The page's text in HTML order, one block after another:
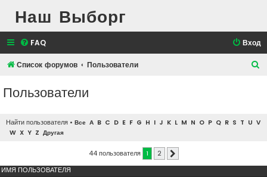
Наш Выборг
FAQ Вход
Список форумов Пользователи
Пользователи
Найти пользователя • Все A B C D E F G H I J K L M N O P Q R S T U V
W X Y Z Другая
44 пользователя 1 2
ИМЯ ПОЛЬЗОВАТЕЛЯ